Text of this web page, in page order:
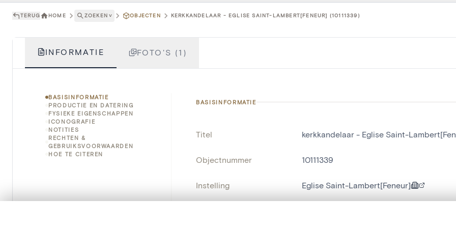
TERUG HOME ZOEKEN ˅ OBJECTEN KERKKANDELAAR - EGLISE SAINT-LAMBERT[FENEUR] (10111339)
INFORMATIE FOTO'S (1)
BASISINFORMATIE
PRODUCTIE EN DATERING
FYSIEKE EIGENSCHAPPEN
ICONOGRAFIE
NOTITIES
RECHTEN &
GEBRUIKSVOORWAARDEN
HOE TE CITEREN
BASISINFORMATIE
Titel kerkkandelaar - Eglise Saint-
Objectnummer 10111339
Instelling Eglise Saint-Lambert[Feneur]